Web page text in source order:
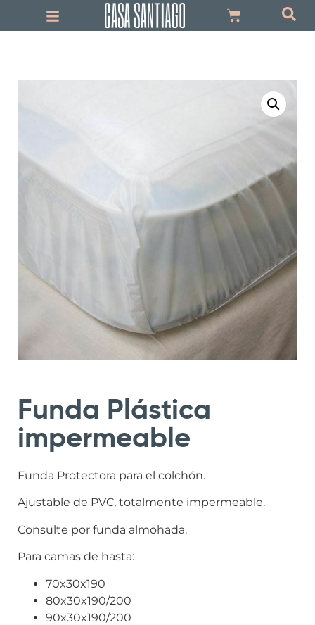
Funda Plástica
impermeable
Funda Protectora para el colchón.
Ajustable de PVC, totalmente impermeable.
Consulte por funda almohada.
Para camas de hasta:
70x30x190
80x30x190/200
90x30x190/200